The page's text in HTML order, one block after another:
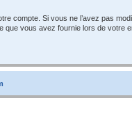
compte. Si vous ne l’avez pas
que vous avez fournie lors de votre